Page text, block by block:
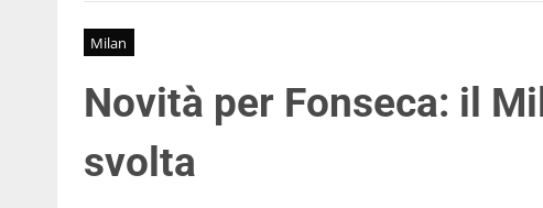
Milan
Novità per Fonseca: il
svolta